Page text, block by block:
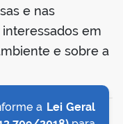
e nas
em
e sobre a
a Lei Geral